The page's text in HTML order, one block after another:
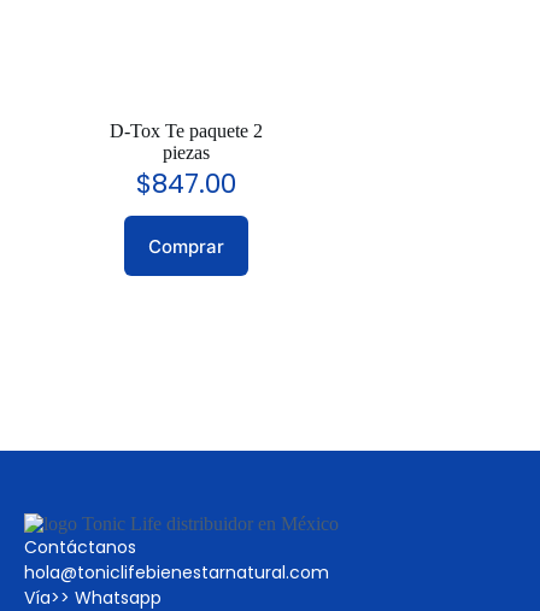
D-Tox Te paquete 2
piezas
$847.00
Comprar
Contáctanos
hola@toniclifebienestarnatural.com
Vía>> Whatsapp